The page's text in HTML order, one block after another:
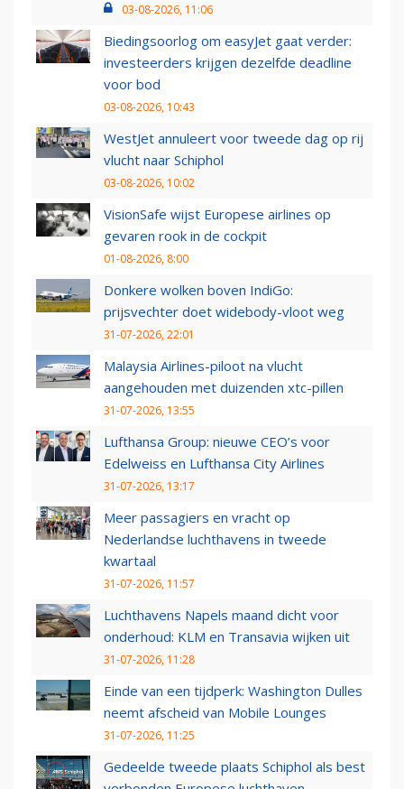
03-08-2026, 11:06
Biedingsoorlog om easyJet gaat verder:
investeerders krijgen dezelfde deadline
voor bod
03-08-2026, 10:43
WestJet annuleert voor tweede dag op rij
vlucht naar Schiphol
03-08-2026, 10:02
VisionSafe wijst Europese airlines op
gevaren rook in de cockpit
01-08-2026, 8:00
Donkere wolken boven IndiGo:
prijsvechter doet widebody-vloot weg
31-07-2026, 22:01
Malaysia Airlines-piloot na vlucht
aangehouden met duizenden xtc-pillen
31-07-2026, 13:55
Lufthansa Group: nieuwe CEO’s voor
Edelweiss en Lufthansa City Airlines
31-07-2026, 13:17
Meer passagiers en vracht op
Nederlandse luchthavens in tweede
kwartaal
31-07-2026, 11:57
Luchthavens Napels maand dicht voor
onderhoud: KLM en Transavia wijken uit
31-07-2026, 11:28
Einde van een tijdperk: Washington Dulles
neemt afscheid van Mobile Lounges
31-07-2026, 11:25
Gedeelde tweede plaats Schiphol als best